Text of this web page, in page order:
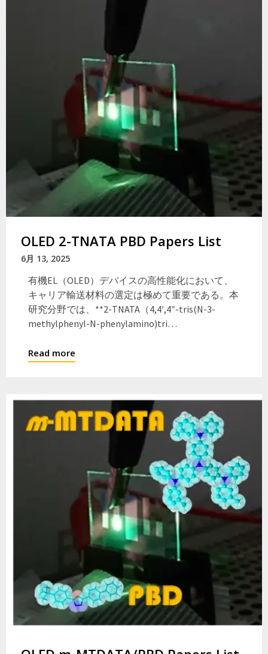
OLED 2-TNATA PBD Papers List
6月 13, 2025
有機EL（OLED）デバイスの高性能化において、
キャリア輸送材料の選定は極めて重要である。本
研究分野では、**2-TNATA（4,4′,4″-tris(N-3-
methylphenyl-N-phenylamino)tri…
Read more